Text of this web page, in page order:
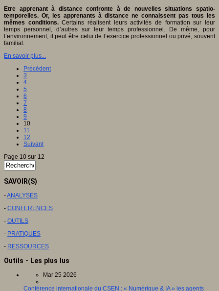
Etre apprenant à distance confronte à de nouvelles situations spatio-
temporelles. Or, les apprenants à distance ne connaissent pas tous les
mêmes conditions.Certains réalisent leurs activités de formation sur leur
temps personnel, d’autres sur leur temps professionnel. De même, pour
l’environnement, il peut être celui de l’exercice professionnel ou privé, souvent
familial.
En savoir plus...
Précédent
3
4
5
6
7
8
9
10
11
12
Suivant
Page 10 sur 12
SAVOIR(S)
-ANALYSES
- CONFERENCES
- OUTILS
- PRATIQUES
- RESSOURCES
Outils - Les plus lus
Mar 25 2026
Conférence internationale du CSEN : « Numérique & IA » les agents